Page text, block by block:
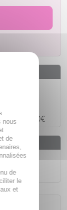
de 30€
nous
de
de
le
et